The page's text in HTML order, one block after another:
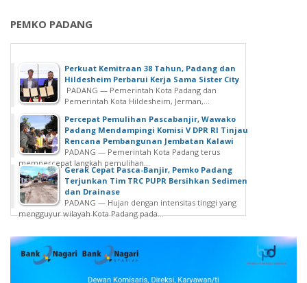
PEMKO PADANG
Perkuat Kemitraan 38 Tahun, Padang dan
Hildesheim Perbarui Kerja Sama Sister City
PADANG — Pemerintah Kota Padang dan
Pemerintah Kota Hildesheim, Jerman,...
Percepat Pemulihan Pascabanjir, Wawako
Padang Mendampingi Komisi V DPR RI Tinjau
Rencana Pembangunan Jembatan Kalawi
PADANG — Pemerintah Kota Padang terus
mempercepat langkah pemulihan...
Gerak Cepat Pasca-Banjir, Pemko Padang
Terjunkan Tim TRC PUPR Bersihkan Sedimen
dan Drainase
PADANG — Hujan dengan intensitas tinggi yang
mengguyur wilayah Kota Padang pada...